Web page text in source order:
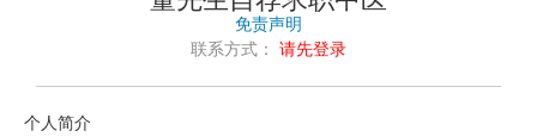
免责声明
联系方式： 请先登录
个人简介